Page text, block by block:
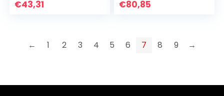
€43,31 €80,85
← 1 2 3 4 5 6 7 8 9 →